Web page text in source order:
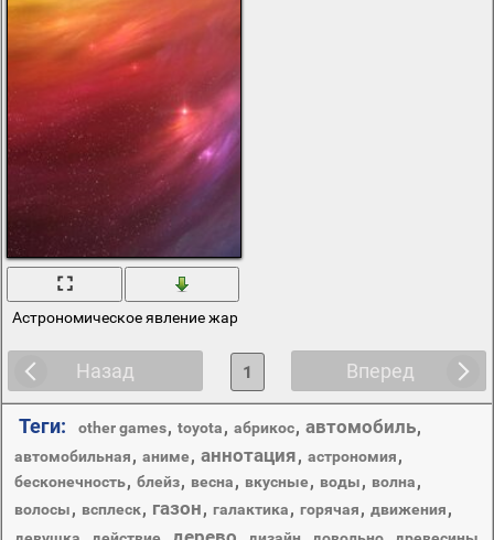
Астрономическое явление жар птица
Назад Вперед
1
Теги: other games, toyota, абрикос, автомобиль,
автомобильная, аниме, аннотация, астрономия,
бесконечность, блейз, весна, вкусные, воды, волна,
волосы, всплеск, газон, галактика, горячая, движения,